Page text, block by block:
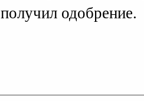
получил одобрение.